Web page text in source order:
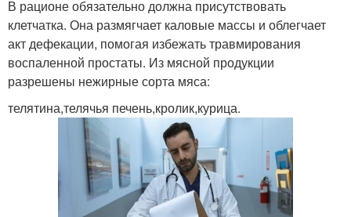
В рационе обязательно должна присутствовать
клетчатка. Она размягчает каловые массы и облегчает
акт дефекации, помогая избежать травмирования
воспаленной простаты. Из мясной продукции
разрешены нежирные сорта мяса:
телятина,телячья печень,кролик,курица.